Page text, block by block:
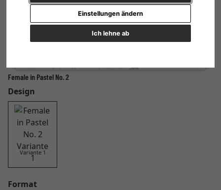
Ich lehne ab
Einstellungen ändern
Female in Pastel No. 2
Design
Variante 1
Format